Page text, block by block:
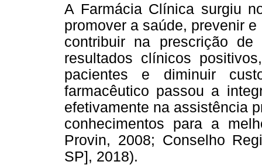
A Farmácia Clínica surgiu
promover a saúde, prevenir
contribuir na prescrição
resultados clínicos
pacientes e diminuir
farmacêutico passou a
efetivamente na assistência
conhecimentos para a
Provin, 2008; Conselho
SP], 2018).